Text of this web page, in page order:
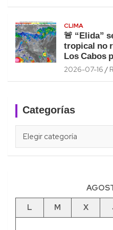
CLIMA
🚨 “Elida”
tropical no
Los Cabos
2026-07-16
Categorías
L
M X